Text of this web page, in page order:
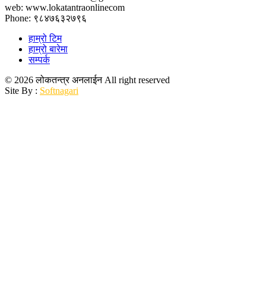
web: www.lokatantraonlinecom
Phone: ९८४७६३२७९६
हाम्रो टिम
हाम्रो बारेमा
सम्पर्क
© 2026 लोकतन्त्र अनलाईन All right reserved
Site By : Softnagari